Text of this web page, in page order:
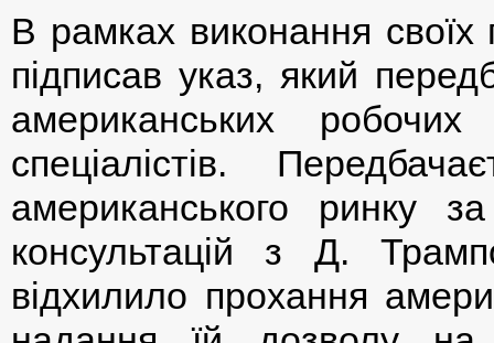
В рамках виконання
підписав указ, який
американських робочих
спеціалістів.
американського ринку
консультацій з Д.
відхилило прохання